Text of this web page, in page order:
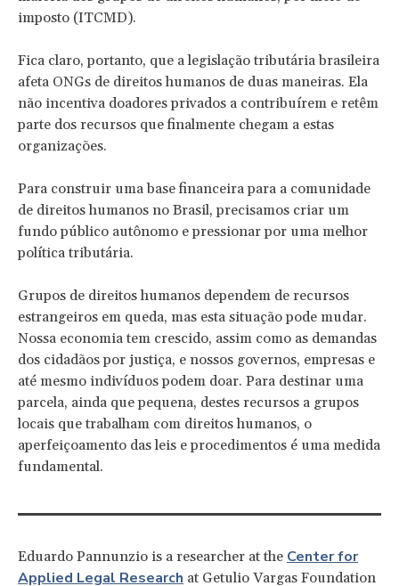
imposto (ITCMD).
Fica claro, portanto, que a legislação tributária brasileira
afeta ONGs de direitos humanos de duas maneiras. Ela
não incentiva doadores privados a contribuírem e retêm
parte dos recursos que finalmente chegam a estas
organizações.
Para construir uma base financeira para a comunidade
de direitos humanos no Brasil, precisamos criar um
fundo público autônomo e pressionar por uma melhor
política tributária.
Grupos de direitos humanos dependem de recursos
estrangeiros em queda, mas esta situação pode mudar.
Nossa economia tem crescido, assim como as demandas
dos cidadãos por justiça, e nossos governos, empresas e
até mesmo indivíduos podem doar. Para destinar uma
parcela, ainda que pequena, destes recursos a grupos
locais que trabalham com direitos humanos, o
aperfeiçoamento das leis e procedimentos é uma medida
fundamental.
Eduardo Pannunzio is a researcher at the Center for
Applied Legal Research at Getulio Vargas Foundation